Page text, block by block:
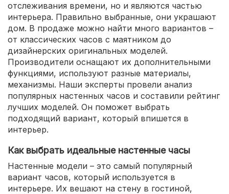
отслеживания времени, но и являются частью
интерьера. Правильно выбранные, они украшают
дом. В продаже можно найти много вариантов –
от классических часов с маятником до
дизайнерских оригинальных моделей.
Производители оснащают их дополнительными
функциями, используют разные материалы,
механизмы. Наши эксперты провели анализ
популярных настенных часов и составили рейтинг
лучших моделей. Он поможет выбрать
подходящий вариант, который впишется в
интерьер.
Как выбрать идеальные настенные часы
Настенные модели – это самый популярный
вариант часов, который используется в
интерьере. Их вешают на стену в гостиной,